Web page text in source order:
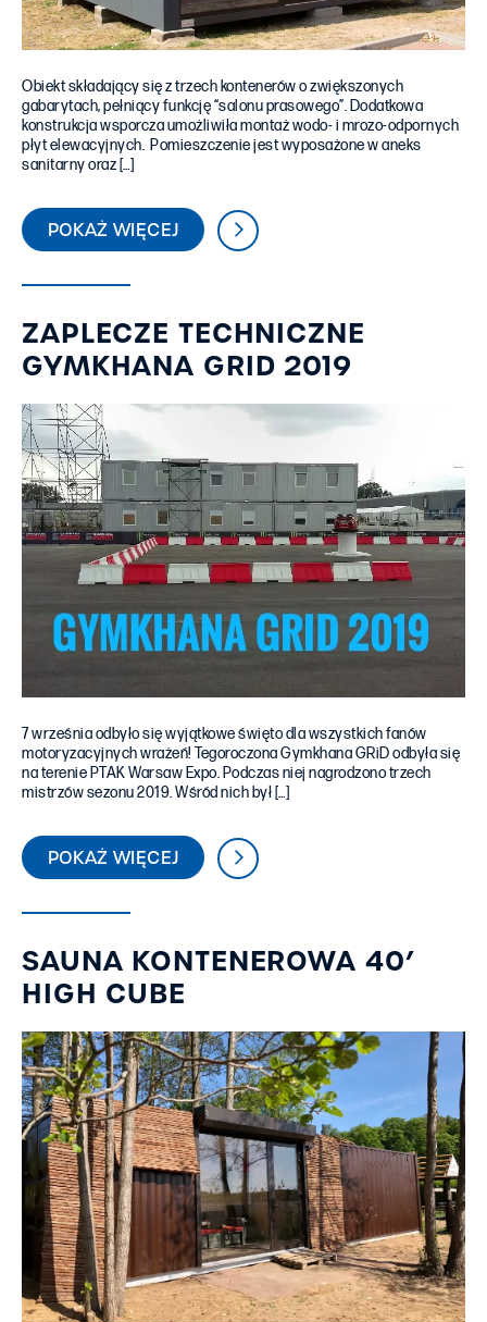
Obiekt składający się z trzech kontenerów o zwiększonych
gabarytach, pełniący funkcję “salonu prasowego”. Dodatkowa
konstrukcja wsporcza umożliwiła montaż wodo- i mrozo-odpornych
płyt elewacyjnych. Pomieszczenie jest wyposażone w aneks
sanitarny oraz […]
POKAŻ WIĘCEJ
ZAPLECZE TECHNICZNE
GYMKHANA GRID 2019
7 września odbyło się wyjątkowe święto dla wszystkich fanów
motoryzacyjnych wrażeń! Tegoroczona Gymkhana GRiD odbyła się
na terenie PTAK Warsaw Expo. Podczas niej nagrodzono trzech
mistrzów sezonu 2019. Wśród nich był […]
POKAŻ WIĘCEJ
SAUNA KONTENEROWA 40’
HIGH CUBE